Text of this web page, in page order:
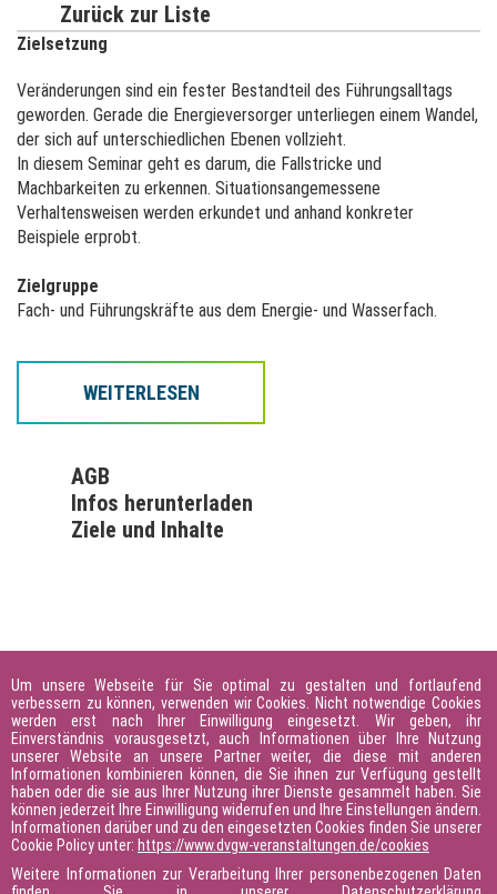
Zurück zur Liste
Zielsetzung
Veränderungen sind ein fester Bestandteil des Führungsalltags
geworden. Gerade die Energieversorger unterliegen einem Wandel,
der sich auf unterschiedlichen Ebenen vollzieht.
In diesem Seminar geht es darum, die Fallstricke und
Machbarkeiten zu erkennen. Situationsangemessene
Verhaltensweisen werden erkundet und anhand konkreter
Beispiele erprobt.
Zielgruppe
Fach- und Führungskräfte aus dem Energie- und Wasserfach.
Hinweis
Bitte beachten Sie, dass dieses Seminar nur als eine Inhouse-
Ebenen der Veränderung
das Führungsverhalten
Phasen der Veränderung
- Der Weg von der Verleugnung des Veränderungsbedarfs zum
Zustand der Erneuerung
Die Rolle der Führungskraft in Veränderungsprozessen
- Aufgaben und wichtige Führungsinstrumente
WEITERLESEN
AGB
Infos herunterladen
Ziele und Inhalte
Termine
Zur Zeit steht noch kein Termin fest. Für Informationen zum
nächsten Durchführungstermin wenden Sie sich bitte an
Birgitt Strey,birgitt.strey@dvgw.de, +49 30 794736-61 oder
lassen Sie sich unverbindlich per E-Mail benachrichtigen,
Um unsere Webseite für Sie optimal zu gestalten und fortlaufend
verbessern zu können, verwenden wir Cookies. Nicht notwendige Cookies
werden erst nach Ihrer Einwilligung eingesetzt. Wir geben, ihr
Einverständnis vorausgesetzt, auch Informationen über Ihre Nutzung
unserer Website an unsere Partner weiter, die diese mit anderen
Informationen kombinieren können, die Sie ihnen zur Verfügung gestellt
haben oder die sie aus Ihrer Nutzung ihrer Dienste gesammelt haben. Sie
können jederzeit Ihre Einwilligung widerrufen und Ihre Einstellungen ändern.
Informationen darüber und zu den eingesetzten Cookies finden Sie unserer
Cookie Policy unter: https://www.dvgw-veranstaltungen.de/cookies
Weitere Informationen zur Verarbeitung Ihrer personenbezogenen Daten